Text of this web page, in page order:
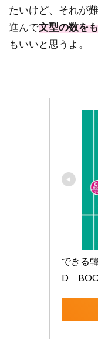
たいけど、それが
進んで文型の数を
もいいと思うよ。
できる
D　